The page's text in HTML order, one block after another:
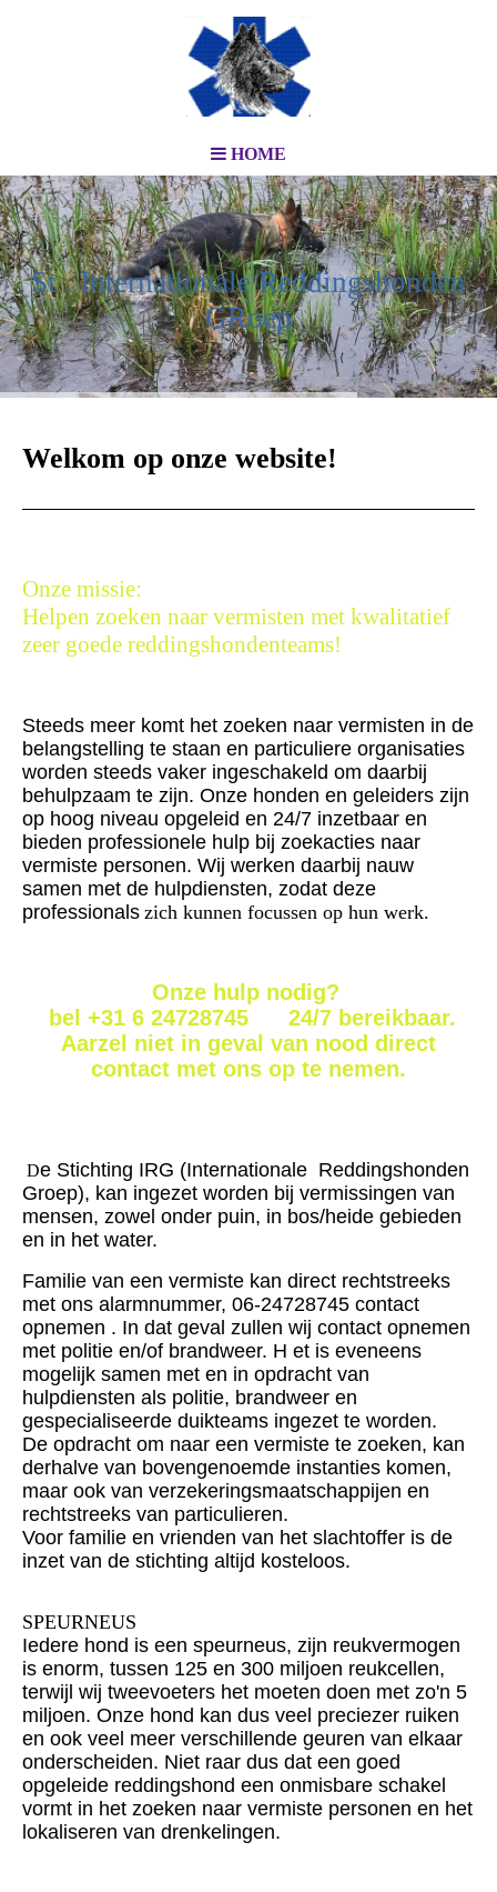
HOME
St. Internationale Reddingshonden
GRoep
Welkom op onze website!
Onze missie:
Helpen zoeken naar vermisten met kwalitatief
zeer goede reddingshondenteams!
Steeds meer komt het zoeken naar vermisten in de
belangstelling te staan en particuliere organisaties
worden steeds vaker ingeschakeld om daarbij
behulpzaam te zijn. Onze honden en geleiders zijn
op hoog niveau opgeleid en 24/7 inzetbaar en
bieden professionele hulp bij zoekacties naar
vermiste personen. Wij werken daarbij nauw
samen met de hulpdiensten, zodat deze
professionals zich kunnen focussen op hun werk.
Onze hulp nodig?
bel +31 6 24728745 24/7 bereikbaar.
Aarzel niet in geval van nood direct
contact met ons op te nemen.
De Stichting IRG (Internationale Reddingshonden
Groep), kan ingezet worden bij vermissingen van
mensen, zowel onder puin, in bos/heide gebieden
en in het water.
Familie van een vermiste kan direct rechtstreeks
met ons alarmnummer, 06-24728745 contact
opnemen . In dat geval zullen wij contact opnemen
met politie en/of brandweer. H et is eveneens
mogelijk samen met en in opdracht van
hulpdiensten als politie, brandweer en
gespecialiseerde duikteams ingezet te worden.
De opdracht om naar een vermiste te zoeken, kan
derhalve van bovengenoemde instanties komen,
maar ook van verzekeringsmaatschappijen en
rechtstreeks van particulieren.
Voor familie en vrienden van het slachtoffer is de
inzet van de stichting altijd kosteloos.
SPEURNEUS
Iedere hond is een speurneus, zijn reukvermogen
is enorm, tussen 125 en 300 miljoen reukcellen,
terwijl wij tweevoeters het moeten doen met zo'n 5
miljoen. Onze hond kan dus veel preciezer ruiken
en ook veel meer verschillende geuren van elkaar
onderscheiden. Niet raar dus dat een goed
opgeleide reddingshond een onmisbare schakel
vormt in het zoeken naar vermiste personen en het
lokaliseren van drenkelingen.